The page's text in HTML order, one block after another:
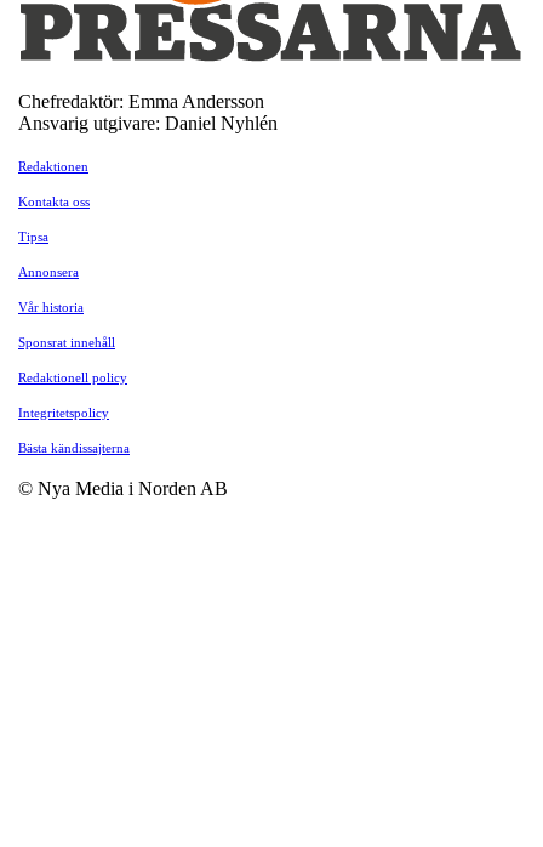
Chefredaktör: Emma Andersson
Ansvarig utgivare: Daniel Nyhlén
Redaktionen
Kontakta oss
Tipsa
Annonsera
Vår historia
Sponsrat innehåll
Redaktionell policy
Integritetspolicy
Bästa kändissajterna
© Nya Media i Norden AB